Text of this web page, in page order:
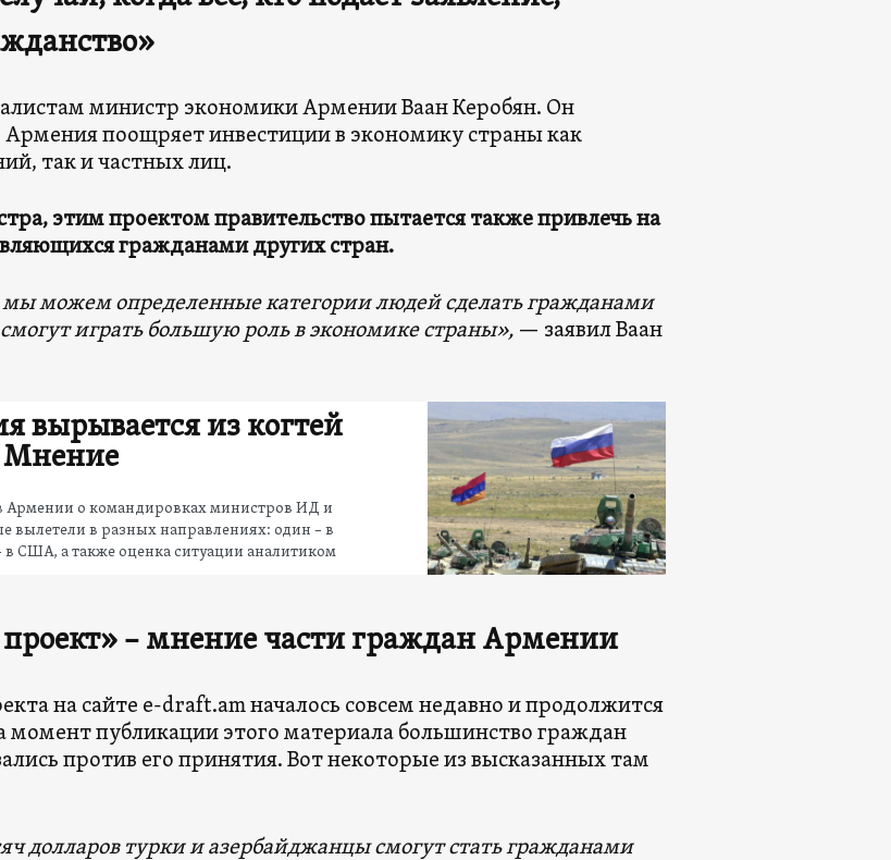
министр экономики Армении Ваан Керобян. Он
Армения поощряет инвестиции в экономику страны как
так и частных лиц.
этим проектом правительство пытается также привлечь на
гражданами других стран.
можем определенные категории людейсделатьгражданами
играть большую роль в экономике страны», — заявил Ваан
вырывается из когтей
Мнение
Армении о командировках министров ИД и
вылетели в разных направлениях: один – в
в США, а также оценка ситуации аналитиком
– мнение части граждан Армении
на сайте e-draft.am началось совсем недавно и продолжится
момент публикации этого материала большинство граждан
против его принятия. Вот некоторые из высказанных там
долларов турки и азербайджанцы смогут стать гражданами